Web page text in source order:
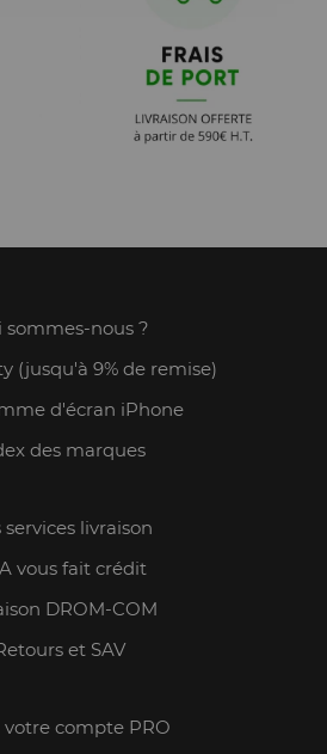
sommes-nous ?
(jusqu'à 9% de remise)
d'écran iPhone
des marques
services livraison
vous fait crédit
DROM-COM
et SAV
votre compte PRO